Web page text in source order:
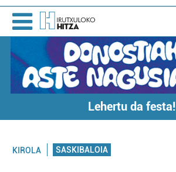
Lehertu da festa!
KIROLA SASKIBALOIA